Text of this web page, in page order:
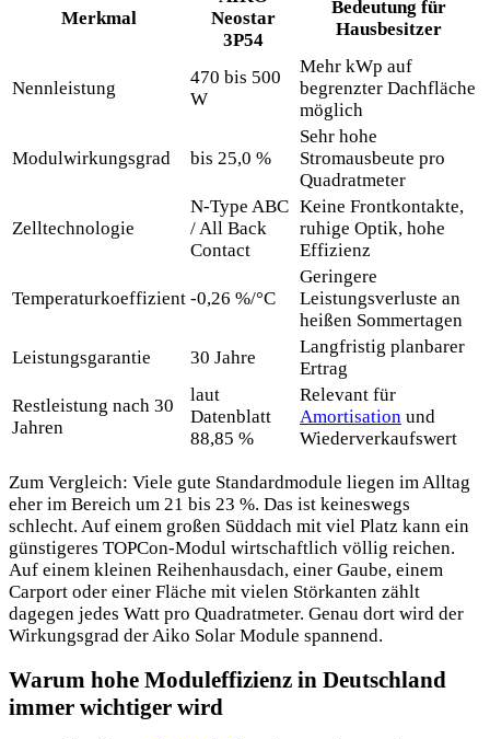
Merkmal
Neostar
3P54
Bedeutung für
Hausbesitzer
Nennleistung
470 bis 500
W
Mehr kWp auf
begrenzter Dachfläche
möglich
Modulwirkungsgrad bis 25,0 %
Sehr hohe
Stromausbeute pro
Quadratmeter
Zelltechnologie
N-Type ABC
/ All Back
Contact
Keine Frontkontakte,
ruhige Optik, hohe
Effizienz
Temperaturkoeffizient -0,26 %/°C
Geringere
Leistungsverluste an
heißen Sommertagen
Leistungsgarantie
30 Jahre
Langfristig planbarer
Ertrag
Restleistung nach 30
Jahren
laut
Datenblatt
88,85 %
Relevant für
Amortisation und
Wiederverkaufswert
Zum Vergleich: Viele gute Standardmodule liegen im Alltag
eher im Bereich um 21 bis 23 %. Das ist keineswegs
schlecht. Auf einem großen Süddach mit viel Platz kann ein
günstigeres TOPCon-Modul wirtschaftlich völlig reichen.
Auf einem kleinen Reihenhausdach, einer Gaube, einem
Carport oder einer Fläche mit vielen Störkanten zählt
dagegen jedes Watt pro Quadratmeter. Genau dort wird der
Wirkungsgrad der Aiko Solar Module spannend.
Warum hohe Moduleffizienz in Deutschland
immer wichtiger wird